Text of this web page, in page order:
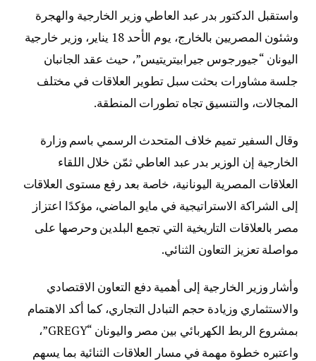
واستقبل الدكتور بدر عبد العاطي وزير الخارجية والهجرة
وشئون المصريين بالخارج، يوم الأحد 18 يناير، وزير خارجية
اليونان “جيورجوس جيرابيتريتيس”، حيث عقد الجانبان
جلسة مشاورات بحثت سبل تطوير العلاقات في مختلف
المجالات، والتنسيق تجاه تطورات المنطقة.
وقال السفير تميم خلاف المتحدث الرسمي باسم وزارة
الخارجية إن الوزير بدر عبد العاطي ثمّن خلال اللقاء
العلاقات المصرية اليونانية، خاصة بعد رفع مستوى العلاقات
إلى الشراكة الاستراتيجية في مايو الماضي، مؤكدًا اعتزاز
مصر بالعلاقات التاريخية التي تجمع البلدين وحرصها على
مواصلة تعزيز التعاون الثنائي.
وأشار وزير الخارجية إلى أهمية دفع التعاون الاقتصادي
والاستثماري وزيادة حجم التبادل التجاري، كما أكد الاهتمام
بمشروع الربط الكهربائي بين مصر واليونان “GREGY”،
واعتبره خطوة مهمة في مسار العلاقات الثنائية بما يسهم